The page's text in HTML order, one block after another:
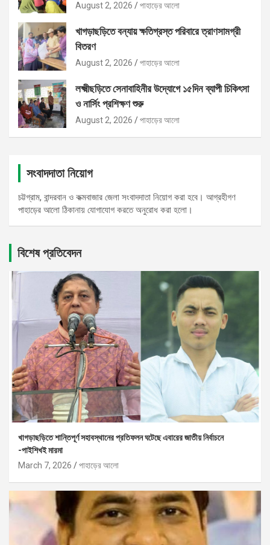
August 2, 2026 পাহাড়ের আলো
খাগড়াছড়িতে বন্যায় ক্ষতিগ্রস্ত পরিবারে ত্রাণসামগ্রী
বিতরণ
August 2, 2026 পাহাড়ের আলো
লক্ষ্মীছড়িতে সেনাবাহিনীর উদ্যোগে ১৫দিন ব্যাপী চিকিৎসা
ও নার্সিং প্রশিক্ষণ শুরু
August 2, 2026 পাহাড়ের আলো
সংবাদদাতা নিয়োগ
চট্টগ্রাম, বান্দরবান ও কক্মবাজার জেলা সংবাদদাতা নিয়োগ করা হবে। আগ্রহীগণ
পাহাড়ের আলো ঠিকানায় যোগাযোগ করতে অনুরোধ করা হলো।
বিশেষ প্রতিবেদন
খাগড়াছড়িতে শান্তিপূর্ণ সহাবস্থানের প্রতিফলন ঘটেছে এবারের জাতীয় নির্বাচনে
-পাইশিখই মারমা
March 7, 2026
পাহাড়ের আলো